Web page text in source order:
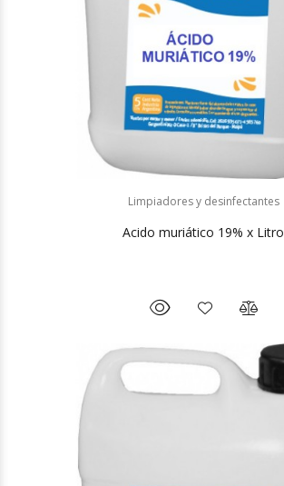
Limpiadores y desinfectantes
Acido muriático 19% x Litro